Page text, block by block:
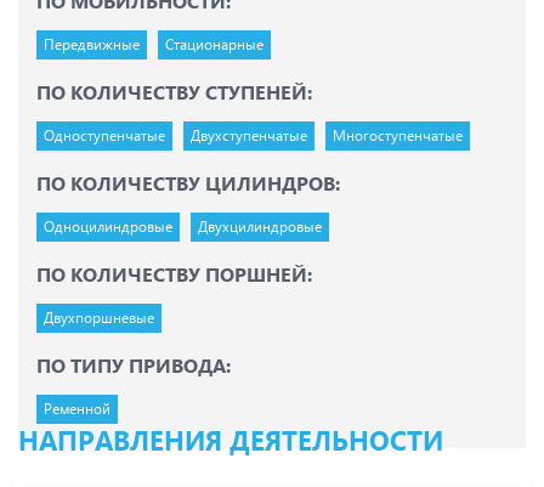
Передвижные Стационарные
ПО КОЛИЧЕСТВУ СТУПЕНЕЙ:
Одноступенчатые Двухступенчатые Многоступенчатые
ПО КОЛИЧЕСТВУ ЦИЛИНДРОВ:
Одноцилиндровые Двухцилиндровые
ПО КОЛИЧЕСТВУ ПОРШНЕЙ:
Двухпоршневые
ПО ТИПУ ПРИВОДА:
Ременной
НАПРАВЛЕНИЯ ДЕЯТЕЛЬНОСТИ